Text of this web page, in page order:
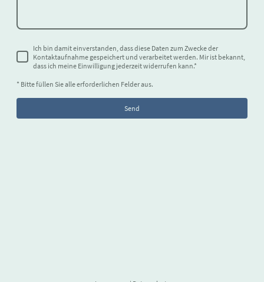
Ich bin damit einverstanden, dass diese Daten zum Zwecke der
Kontaktaufnahme gespeichert und verarbeitet werden. Mir ist bekannt,
dass ich meine Einwilligung jederzeit widerrufen kann.*
* Bitte füllen Sie alle erforderlichen Felder aus.
Send